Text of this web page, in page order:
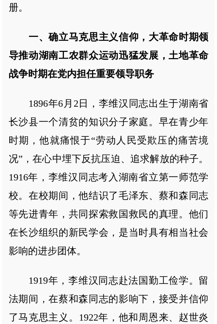
册。
一、确立马克思主义信仰，大革命时期领
导推动湖南工农群众运动迅猛发展，土地革命
战争时期在党内担任重要领导职务
1896年6月2日，李维汉同志出生于湖南省
长沙县一个清贫的知识分子家庭。早在青少年
时期，他就痛恨于“劳动人民受欺压的痛苦境
况”，在心中埋下反抗压迫、追求解放的种子。
1916年，李维汉同志考入湖南省立第一师范学
校。在校期间，他结识了毛泽东、蔡和森同志
等先进青年，共同探索救国救民的真理。他们
在长沙组织的新民学会，是当时具有相当社会
影响的进步团体。
1919年，李维汉同志赴法国勤工俭学。留
法期间，在蔡和森同志的影响下，接受并信仰
了马克思主义。1922年，他和周恩来、赵世炎